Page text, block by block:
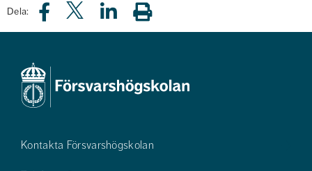
Dela:
Kontakta Försvarshögskolan